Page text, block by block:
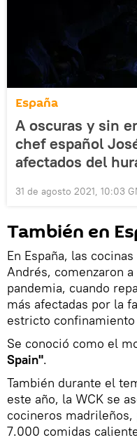
España
A oscuras y sin
chef español
afectados del
31 de agosto 2021, 10:03
También en
En España, las
Andrés, comenzaron
pandemia, cuando
más afectadas por la
estricto
Se conoció como el
Spain".
También durante el
este año, la WCK se
cocineros
7.000 comidas